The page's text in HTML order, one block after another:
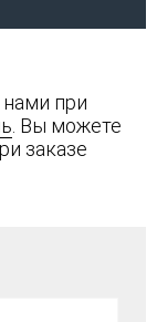
при
. Вы можете
заказе